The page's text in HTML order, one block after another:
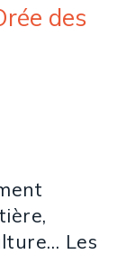
des
Les